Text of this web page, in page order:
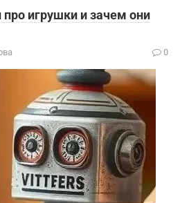
про игрушки и зачем они
0